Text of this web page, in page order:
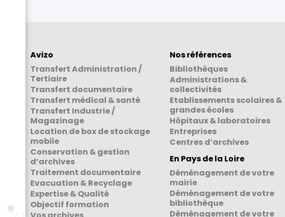
Avizo
Transfert Administration /
Tertiaire
Transfert documentaire
Transfert médical & santé
Transfert Industrie /
Magazinage
Location de box de stockage
mobile
Conservation & gestion
d’archives
Traitement documentaire
Evacuation & Recyclage
Expertise & Qualité
Objectif formation
Nos références
Bibliothèques
Administrations &
collectivités
Etablissements scolaires &
grandes écoles
Hôpitaux & laboratoires
Entreprises
Centres d’archives
En Pays de la Loire
Déménagement de votre
mairie
Déménagement de votre
bibliothèque
Déménagement de votre